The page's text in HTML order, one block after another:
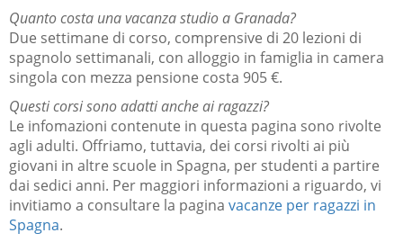
Quanto costa una vacanza studio a Granada?
Due settimane di corso, comprensive di 20 lezioni di
spagnolo settimanali, con alloggio in famiglia in camera
singola con mezza pensione costa 905 €.
Questi corsi sono adatti anche ai ragazzi?
Le infomazioni contenute in questa pagina sono rivolte
agli adulti. Offriamo, tuttavia, dei corsi rivolti ai più
giovani in altre scuole in Spagna, per studenti a partire
dai sedici anni. Per maggiori informazioni a riguardo, vi
invitiamo a consultare la pagina vacanze per ragazzi in
Spagna.